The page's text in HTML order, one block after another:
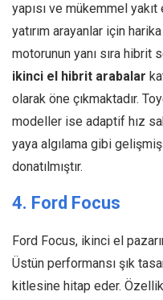
yapısı ve mükemmel
yatırım arayanlar için
motorunun yanı sıra hibrit
ikinci el hibrit arabalar
olarak öne çıkmaktadır.
modeller ise adaptif hız
yaya algılama gibi
donatılmıştır.
4. Ford Focus
Ford Focus, ikinci el
Üstün performansı şık
kitlesine hitap eder.